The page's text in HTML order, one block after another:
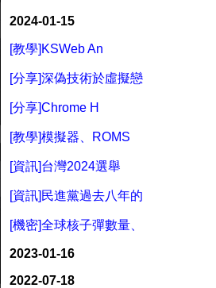
2024-01-15
[教學]KSWeb An
[分享]深偽技術於虛擬戀
[分享]Chrome H
[教學]模擬器、ROMS
[資訊]台灣2024選舉
[資訊]民進黨過去八年的
[機密]全球核子彈數量、
2023-01-16
2022-07-18